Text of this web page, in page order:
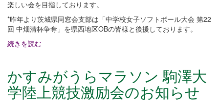
楽しい会を目指しております。
*昨年より茨城県同窓会支部は「中学校女子ソフトボール大会 第22
回 中畑清杯争奪」を県西地区OBの皆様と後援しております。
続きを読む
かすみがうらマラソン 駒澤大
学陸上競技激励会のお知らせ